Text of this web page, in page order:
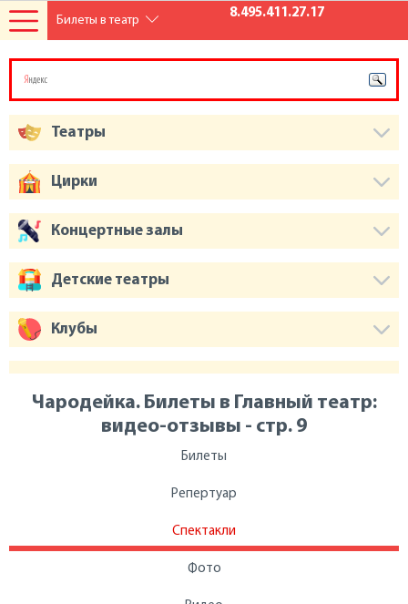
8.495.411.27.17
Чародейка. Билеты в Главный театр:
видео-отзывы - стр. 9
Билеты
Репертуар
Спектакли
Фото
Театры
Цирки
Концертные залы
Детские театры
Клубы
Билеты в театр